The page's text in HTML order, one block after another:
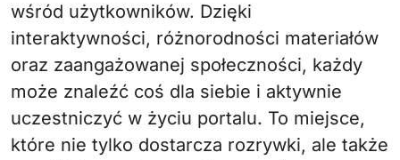
wśród użytkowników. Dzięki
interaktywności, różnorodności materiałów
oraz zaangażowanej społeczności, każdy
może znaleźć coś dla siebie i aktywnie
uczestniczyć w życiu portalu. To miejsce,
które nie tylko dostarcza rozrywki, ale także